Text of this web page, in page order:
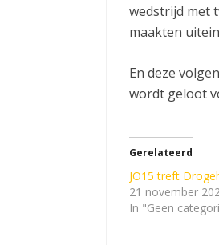
wedstrijd met
maakten
En deze
wordt geloot
Gerelateerd
JO15 treft
21 november
In "Geen